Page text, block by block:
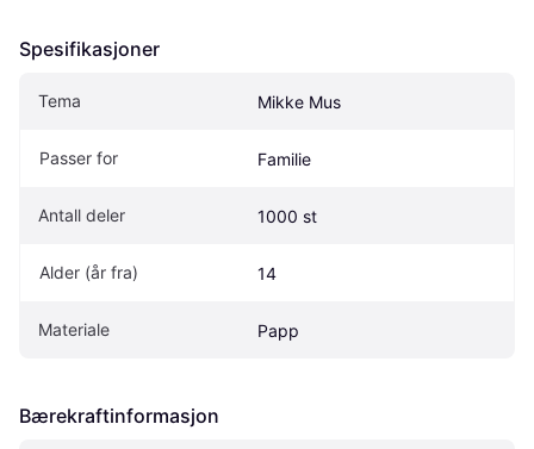
Spesifikasjoner
Tema Mikke Mus
Passer for Familie
Antall deler 1000 st
Alder (år fra) 14
Materiale Papp
Bærekraftinformasjon